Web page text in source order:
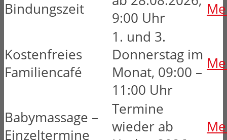
Bindungszeit
9:00 Uhr
Kostenfreies
Familiencafé
1. und 3.
Donnerstag im
Monat, 09:00 –
11:00 Uhr
Babymassage –
Einzeltermine
Termine
wieder ab